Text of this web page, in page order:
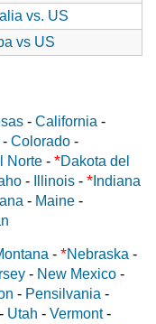
vs. US
vs US
- California -
- Colorado -
Norte - *Dakota del
- Illinois - * Indiana
- Maine -
- *Nebraska -
- New Mexico -
- Pensilvania -
- Utah - Vermont-